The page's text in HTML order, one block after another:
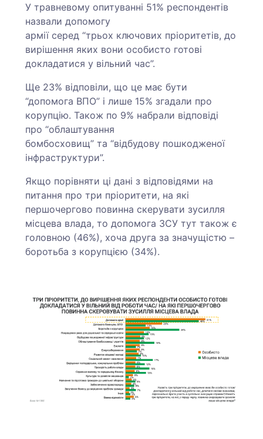
У травневому опитуванні 51% респондентів
назвали допомогу
армії серед “трьох ключових пріоритетів, до
вирішення яких вони особисто готові
докладатися у вільний час”.
Ще 23% відповіли, що це має бути
“допомога ВПО” і лише 15% згадали про
корупцію. Також по 9% набрали відповіді
про “облаштування
бомбосховищ” та “відбудову пошкодженої
інфраструктури”.
Якщо порівняти ці дані з відповідями на
питання про три пріоритети, на які
першочергово повинна скерувати зусилля
місцева влада, то допомога ЗСУ тут також є
головною (46%), хоча друга за значущістю –
боротьба з корупцією (34%).